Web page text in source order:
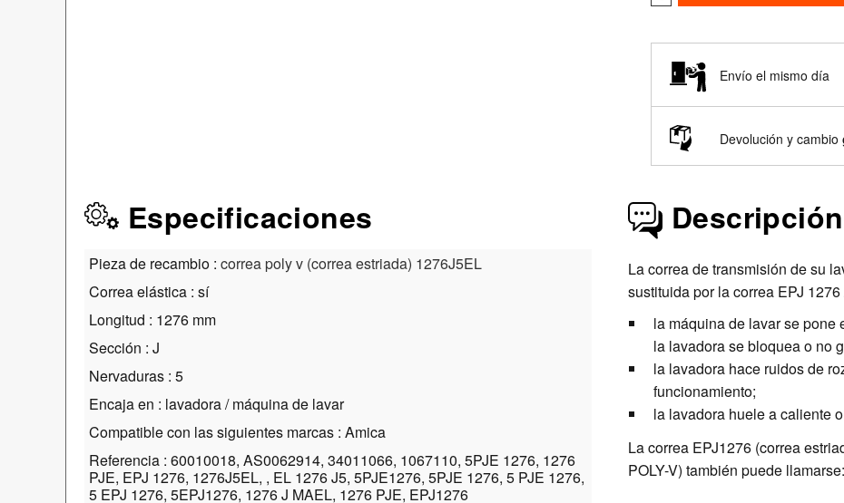
Envío el mismo día
Devolución y cambio
Especificaciones
Pieza de recambio : correa poly v (correa estriada) 1276J5EL
Correa elástica : sí
Longitud : 1276 mm
Sección : J
Nervaduras : 5
Encaja en : lavadora / máquina de lavar
Compatible con las siguientes marcas : Amica
Referencia : 60010018, AS0062914, 34011066, 1067110, 5PJE 1276, 1276
PJE, EPJ 1276, 1276J5EL, , EL 1276 J5, 5PJE1276, 5PJE 1276, 5 PJE 1276,
5 EPJ 1276, 5EPJ1276, 1276 J MAEL, 1276 PJE, EPJ1276
Descripción
La correa de transmisión de su
sustituida por la correa EPJ
la máquina de lavar se pone
la lavadora se bloquea o no
la lavadora hace ruidos de
funcionamiento;
la lavadora huele a caliente
La correa EPJ1276 (correa
POLY-V) también puede llamarse: